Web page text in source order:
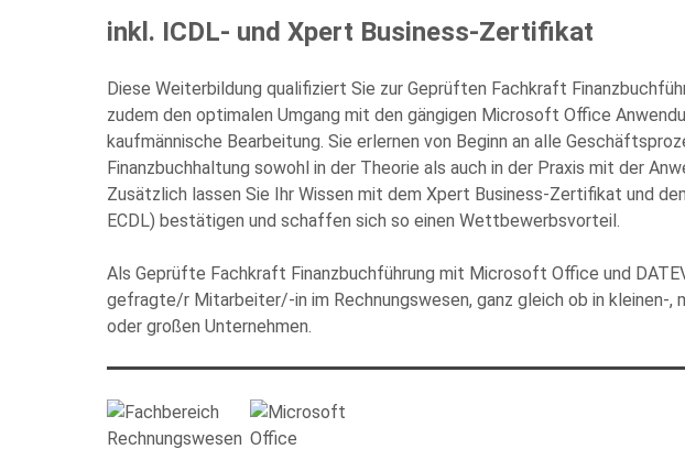
inkl. ICDL- und Xpert Business-Zertifikat
Diese Weiterbildung qualifiziert Sie zur Geprüften Fachkraft
zudem den optimalen Umgang mit den gängigen Microsoft Office
kaufmännische Bearbeitung. Sie erlernen von Beginn an alle
Finanzbuchhaltung sowohl in der Theorie als auch in der Praxis mit der
Zusätzlich lassen Sie Ihr Wissen mit dem Xpert Business-Zertifikat und
ECDL) bestätigen und schaffen sich so einen Wettbewerbsvorteil.
Als Geprüfte Fachkraft Finanzbuchführung mit Microsoft Office und
gefragte/r Mitarbeiter/-in im Rechnungswesen, ganz gleich ob in kleinen-,
oder großen Unternehmen.
Bitte
füllen
Sie
alle
Pflichtfelder
aus.
Die Datenschutzerklärung habe ich zur Kenntnis genommen und